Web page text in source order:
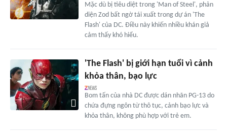
Mặc dù bị tiêu diệt trong 'Man of Steel', phản
diện Zod bất ngờ tái xuất trong dự án 'The
Flash' của DC. Điều này khiến nhiều khán giả
cảm thấy khó hiểu.
'The Flash' bị giới hạn tuổi vì cảnh
khỏa thân, bạo lực
Bom tấn của nhà DC được dán nhãn PG-13 do
chứa đựng ngôn từ thô tục, cảnh bạo lực và
khỏa thân, không phù hợp với trẻ em.